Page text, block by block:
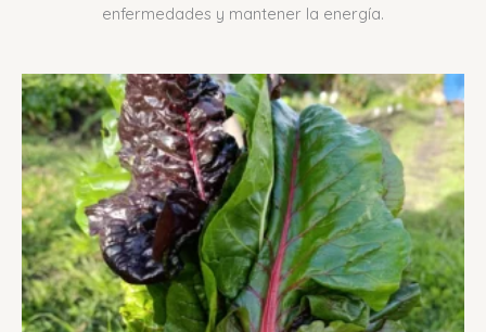
enfermedades y mantener la energía.